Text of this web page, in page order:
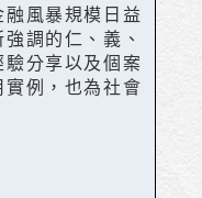
風暴規模日益
調的仁、義、
分享以及個案
例，也為社會